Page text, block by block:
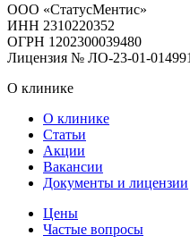
ООО «СтатусМентис»
ИНН 2310220352
ОГРН 1202300039480
Лицензия № ЛО-23-01-014991
О клинике
О клинике
Статьи
Акции
Вакансии
Документы и лицензии
Цены
Частые вопросы